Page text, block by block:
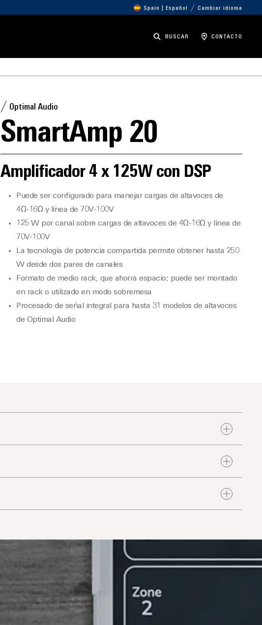
Spain | Español Cambiar idioma
BUSCAR CONTACTO
Optimal Audio
SmartAmp 20
Amplificador 4 x 125W con DSP
Puede ser configurado para manejar cargas de altavoces de
4Ω-16Ω y línea de 70V-100V
125 W por canal sobre cargas de altavoces de 4Ω-16Ω y línea de
70V-100V
La tecnología de potencia compartida permite obtener hasta 250
W desde dos pares de canales
Formato de medio rack, que ahorra espacio; puede ser montado
en rack o utilizado en modo sobremesa
Procesado de señal integral para hasta 31 modelos de altavoces
de Optimal Audio